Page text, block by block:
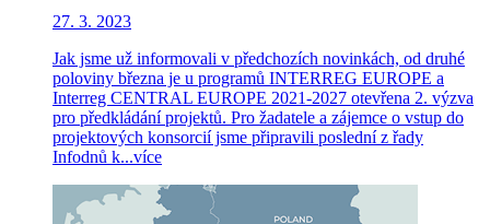
27. 3. 2023
Jak jsme už informovali v předchozích novinkách, od druhé
poloviny března je u programů INTERREG EUROPE a
Interreg CENTRAL EUROPE 2021-2027 otevřena 2. výzva
pro předkládání projektů. Pro žadatele a zájemce o vstup do
projektových konsorcií jsme připravili poslední z řady
Infodnů k...více